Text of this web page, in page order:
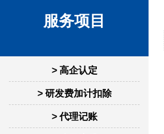
服务项目
> 高企认定
> 研发费加计扣除
> 代理记账